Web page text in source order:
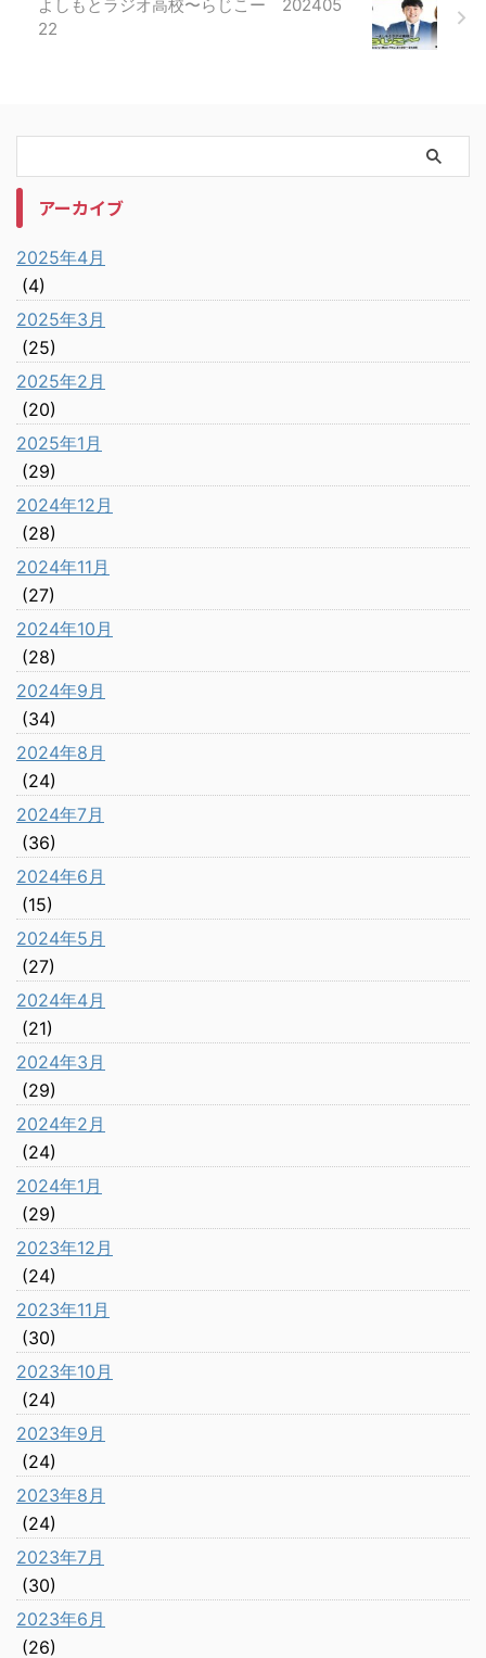
よしもとラジオ高校〜らじこー 202405
22
アーカイブ
2025年4月
(4)
2025年3月
(25)
2025年2月
(20)
2025年1月
(29)
2024年12月
(28)
2024年11月
(27)
2024年10月
(28)
2024年9月
(34)
2024年8月
(24)
2024年7月
(36)
2024年6月
(15)
2024年5月
(27)
2024年4月
(21)
2024年3月
(29)
2024年2月
(24)
2024年1月
(29)
2023年12月
(24)
2023年11月
(30)
2023年10月
(24)
2023年9月
(24)
2023年8月
(24)
2023年7月
(30)
2023年6月
(26)